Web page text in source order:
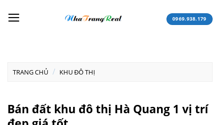
0969.938.179
TRANG CHỦ / KHU ĐÔ THỊ
Bán đất khu đô thị Hà Quang 1 vị trí